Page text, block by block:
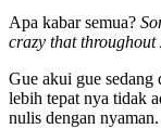
Apa kabar semua?
crazy that
Gue akui gue sedang
lebih tepat nya tidak
nulis dengan nyaman.